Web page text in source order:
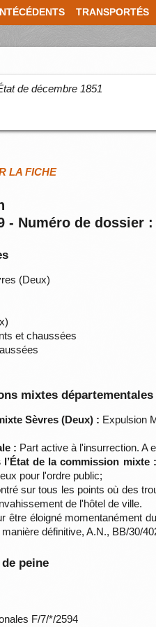
TRANSPORTÉS
de décembre 1851
LA FICHE
- Numéro de dossier :
(Deux)
et chaussées
mixtes
Sèvres (Deux) : Expulsion
: Part active à l'insurrection. A
de la commission mixte :
pour l'ordre public;
sur tous les points où des
de l'hôtel de ville.
être éloigné momentanément
définitive, A.N., BB/30/
peine
F/7/*/2594